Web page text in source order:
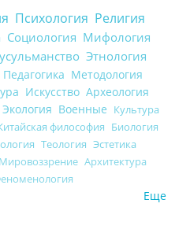
Психология Религия
Социология Мифология
Этнология
Педагогика Методология
Искусство Археология
Экология Военные Культура
философия Биология
Теология Эстетика
Мировоззрение Архитектура
Еще